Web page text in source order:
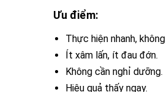
Ưu điểm:
Thực hiện nhanh,
Ít xâm lấn, ít đau đớn.
Không cần nghỉ dưỡng.
Hiệu quả thấy ngay.